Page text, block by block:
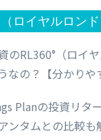
ロイヤルロンド
のRL360°（ロイヤ
なの？【分かりや
Planの投資リタ
ンタムとの比較も